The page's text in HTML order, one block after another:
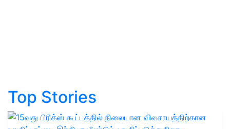
Top Stories